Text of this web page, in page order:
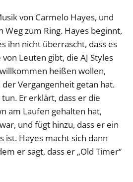
von Carmelo Hayes, und
Weg zum Ring. Hayes beginnt,
ihn nicht überrascht, dass es
Leuten gibt, die AJ Styles
heißen wollen,
Vergangenheit getan hat.
Er erklärt, dass er die
am Laufen gehalten hat,
und fügt hinzu, dass er ein
ist. Hayes macht sich dann
er sagt, dass er „Old Timer“